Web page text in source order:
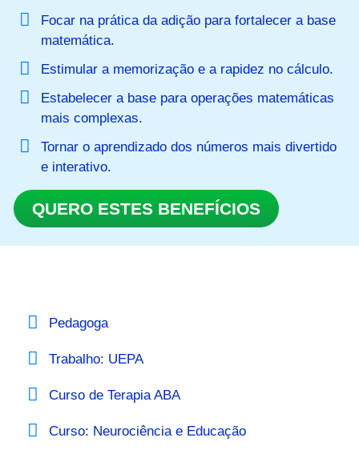
Focar na prática da adição para fortalecer a base
matemática.
Estimular a memorização e a rapidez no cálculo.
Estabelecer a base para operações matemáticas
mais complexas.
Tornar o aprendizado dos números mais divertido
e interativo.
QUERO ESTES BENEFÍCIOS
Pedagoga
Trabalho: UEPA
Curso de Terapia ABA
Curso: Neurociência e Educação